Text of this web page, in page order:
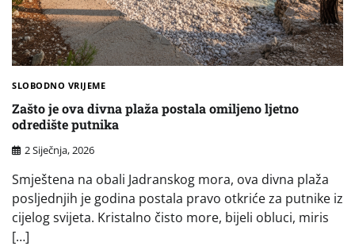
SLOBODNO VRIJEME
Zašto je ova divna plaža postala omiljeno ljetno
odredište putnika
2 Siječnja, 2026
Smještena na obali Jadranskog mora, ova divna plaža
posljednjih je godina postala pravo otkriće za putnike iz
cijelog svijeta. Kristalno čisto more, bijeli obluci, miris
[…]